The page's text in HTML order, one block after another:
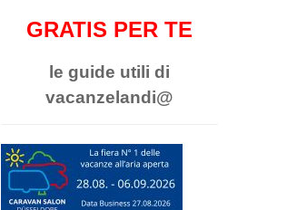
GRATIS PER TE
le guide utili di
vacanzelandi@